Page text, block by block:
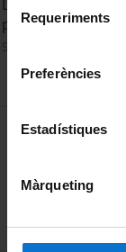
consultar la
de Requeriments
Preferències
Estadístiques
Màrqueting
Davant de l’obra.
pastors